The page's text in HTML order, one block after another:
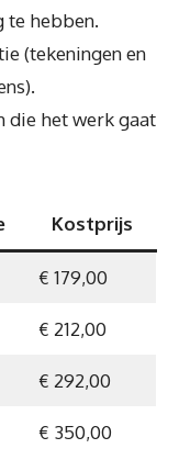
te hebben.
(tekeningen en
die het werk gaat
Kostprijs
€ 179,00
€ 212,00
€ 292,00
€ 350,00